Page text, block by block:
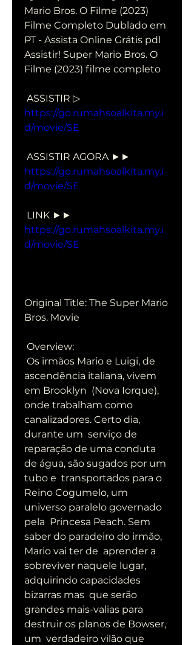
Mario Bros. O Filme (2023)
Filme Completo Dublado em
PT - Assista Online Grátis pdl
Assistir! Super Mario Bros. O
Filme (2023) filme completo
https://go.rumahsoalkita.my.i
d/movie/SE
https://go.rumahsoalkita.my.i
d/movie/SE
https://go.rumahsoalkita.my.i
d/movie/SE
Original Title: The Super Mario
Bros. Movie
Overview:
ascendência italiana, vivem
em Brooklyn  (Nova Iorque),
onde trabalham como
canalizadores. Certo dia,
durante um  serviço de
reparação de uma conduta
de água, são sugados por um
tubo e  transportados para o
Reino Cogumelo, um
universo paralelo governado
pela  Princesa Peach. Sem
saber do paradeiro do irmão,
Mario vai ter de  aprender a
sobreviver naquele lugar,
adquirindo capacidades
bizarras mas  que serão
grandes mais-valias para
destruir os planos de Bowser,
um  verdadeiro vilão que